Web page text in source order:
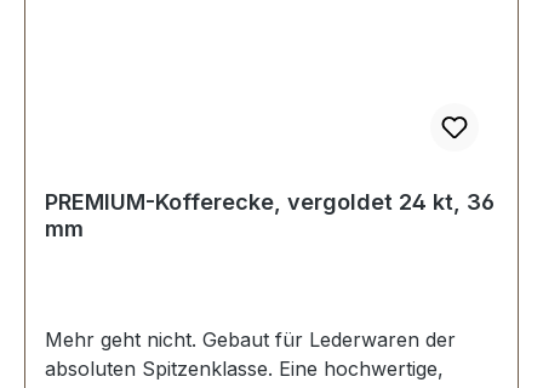
PREMIUM-Kofferecke, vergoldet 24 kt, 36
mm
Mehr geht nicht. Gebaut für Lederwaren der
absoluten Spitzenklasse. Eine hochwertige,